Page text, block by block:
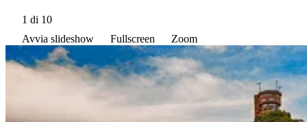
1 di 10
Avvia slideshow
Fullscreen Zoom